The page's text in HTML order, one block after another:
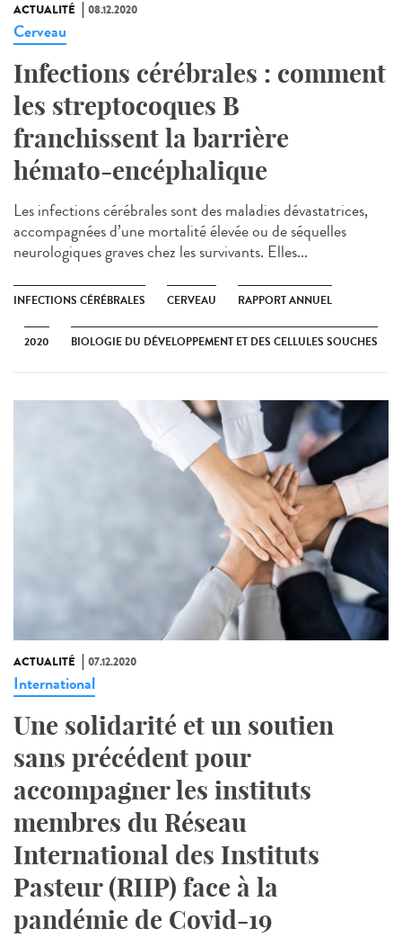
ACTUALITÉ 08.12.2020
Cerveau
Infections cérébrales : comment
les streptocoques B
franchissent la barrière
hémato-encéphalique
Les infections cérébrales sont des maladies dévastatrices,
accompagnées d’une mortalité élevée ou de séquelles
neurologiques graves chez les survivants. Elles...
INFECTIONS CÉRÉBRALES CERVEAU RAPPORT ANNUEL
2020 BIOLOGIE DU DÉVELOPPEMENT ET DES CELLULES SOUCHES
ACTUALITÉ 07.12.2020
International
Une solidarité et un soutien
sans précédent pour
accompagner les instituts
membres du Réseau
International des Instituts
Pasteur (RIIP) face à la
pandémie de Covid-19